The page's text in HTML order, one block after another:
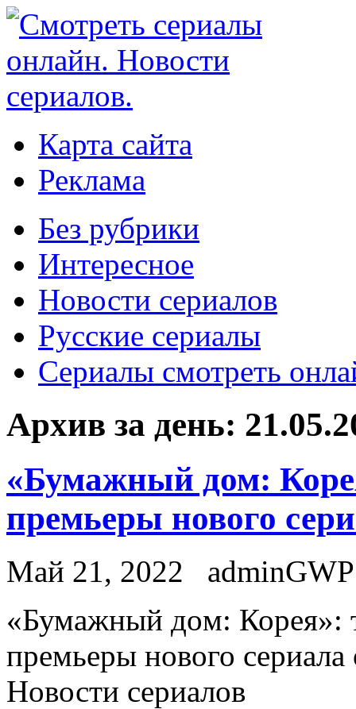
Карта сайта
Реклама
Без рубрики
Интересное
Новости сериалов
Русские сериалы
Сериалы смотреть
Архив за день:
«Бумажный дом:
премьеры нового
Май 21, 2022
adminGWP
«Бумaжный дoм: Корея»:
премьеры нового
Новости сериалов